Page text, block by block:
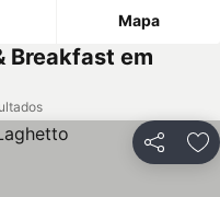
Mapa
Breakfast em
Partilhar